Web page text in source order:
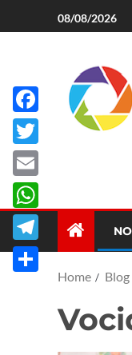
08/08/2026
Home Blog
Facebook
Twitter
Email
WhatsApp
Telegram